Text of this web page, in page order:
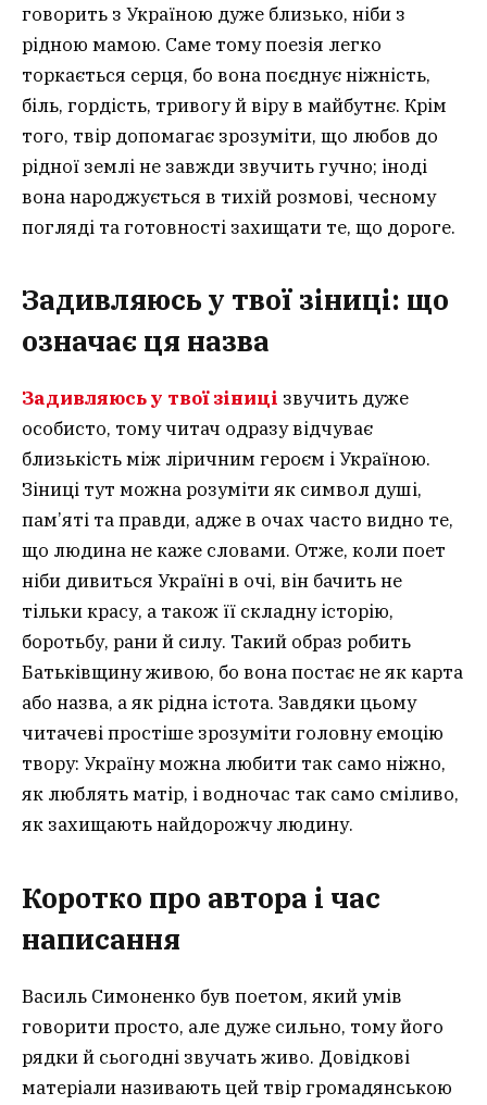
говорить з Україною дуже близько, ніби з
рідною мамою. Саме тому поезія легко
торкається серця, бо вона поєднує ніжність,
біль, гордість, тривогу й віру в майбутнє. Крім
того, твір допомагає зрозуміти, що любов до
рідної землі не завжди звучить гучно; іноді
вона народжується в тихій розмові, чесному
погляді та готовності захищати те, що дороге.
Задивляюсь у твої зіниці: що
означає ця назва
Задивляюсь у твої зіниці звучить дуже
особисто, тому читач одразу відчуває
близькість між ліричним героєм і Україною.
Зіниці тут можна розуміти як символ душі,
пам’яті та правди, адже в очах часто видно те,
що людина не каже словами. Отже, коли поет
ніби дивиться Україні в очі, він бачить не
тільки красу, а також її складну історію,
боротьбу, рани й силу. Такий образ робить
Батьківщину живою, бо вона постає не як карта
або назва, а як рідна істота. Завдяки цьому
читачеві простіше зрозуміти головну емоцію
твору: Україну можна любити так само ніжно,
як люблять матір, і водночас так само сміливо,
як захищають найдорожчу людину.
Коротко про автора і час
написання
Василь Симоненко був поетом, який умів
говорити просто, але дуже сильно, тому його
рядки й сьогодні звучать живо. Довідкові
матеріали називають цей твір громадянською